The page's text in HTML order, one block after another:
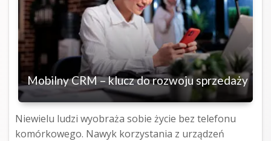
Mobilny CRM – klucz do rozwoju sprzedaży
Niewielu ludzi wyobraża sobie życie bez telefonu
komórkowego. Nawyk korzystania z urządzeń